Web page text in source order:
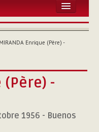
MIRANDA Enrique (Père) -
(Père) -
1956 - Buenos